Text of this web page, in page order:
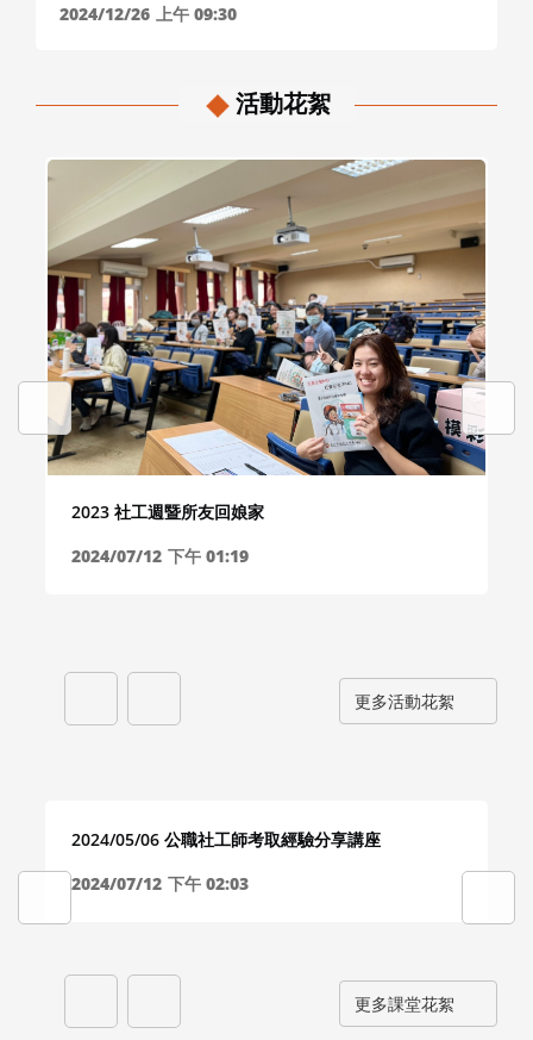
活動花絮
2023 社工週暨所友回娘家
2024/07/12 下午 01:19
更多活動花絮
2024/05/06 公職社工師考取經驗分享講座
2024/07/12 下午 02:03
更多課堂花絮
2024/12/26 上午 09:30